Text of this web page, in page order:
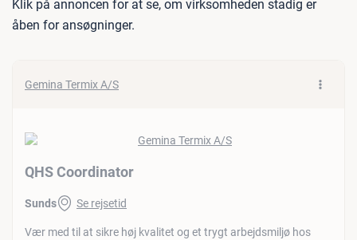
Klik på annoncen for at se, om virksomheden stadig er
åben for ansøgninger.
Gemina Termix A/S
QHS Coordinator
Sunds Se rejsetid
Vær med til at sikre høj kvalitet og et trygt arbejdsmiljø hos